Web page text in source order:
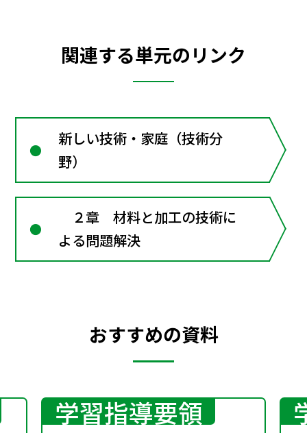
関連する単元のリンク
新しい技術・家庭（技術分
野）
２章 材料と加工の技術に
よる問題解決
おすすめの資料
学習指導要領